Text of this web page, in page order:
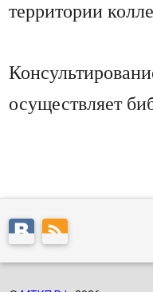
территории
осуществляет